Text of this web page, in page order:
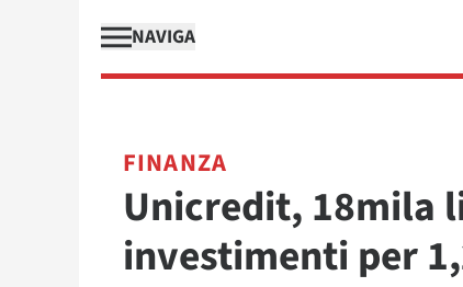
NAVIGA
FINANZA
Unicredit, 18mila
investimenti per